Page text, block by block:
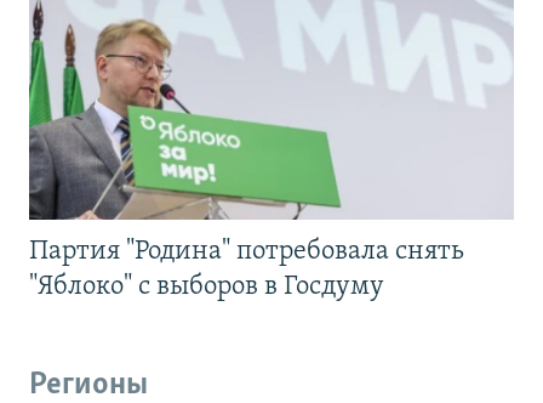
Партия "Родина" потребовала снять
"Яблоко" с выборов в Госдуму
Регионы